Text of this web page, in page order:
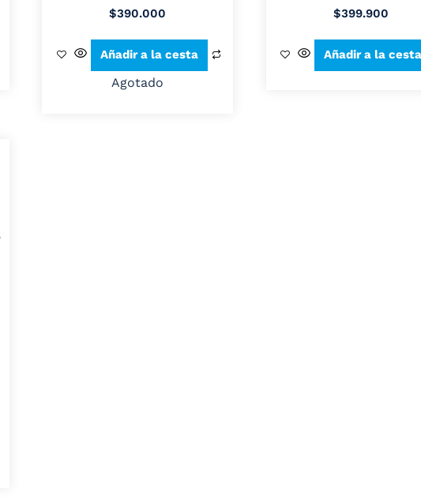
$390.000
Añadir a la cesta
Agotado
$399.900
Añadir a la cesta